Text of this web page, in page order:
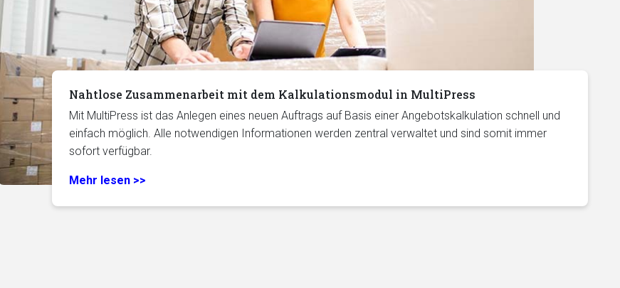
Nahtlose Zusammenarbeit mit dem Kalkulationsmodul in MultiPress
Mit MultiPress ist das Anlegen eines neuen Auftrags auf Basis einer Angebotskalkulation schnell und
einfach möglich. Alle notwendigen Informationen werden zentral verwaltet und sind somit immer
sofort verfügbar.
Mehr lesen >>